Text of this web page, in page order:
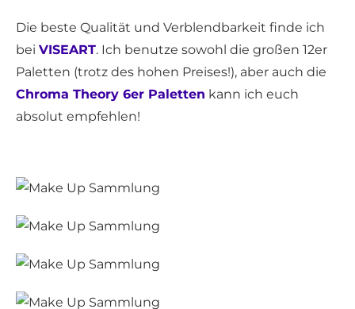
Die beste Qualität und Verblendbarkeit finde ich
bei VISEART. Ich benutze sowohl die großen 12er
Paletten (trotz des hohen Preises!), aber auch die
Chroma Theory 6er Paletten kann ich euch
absolut empfehlen!